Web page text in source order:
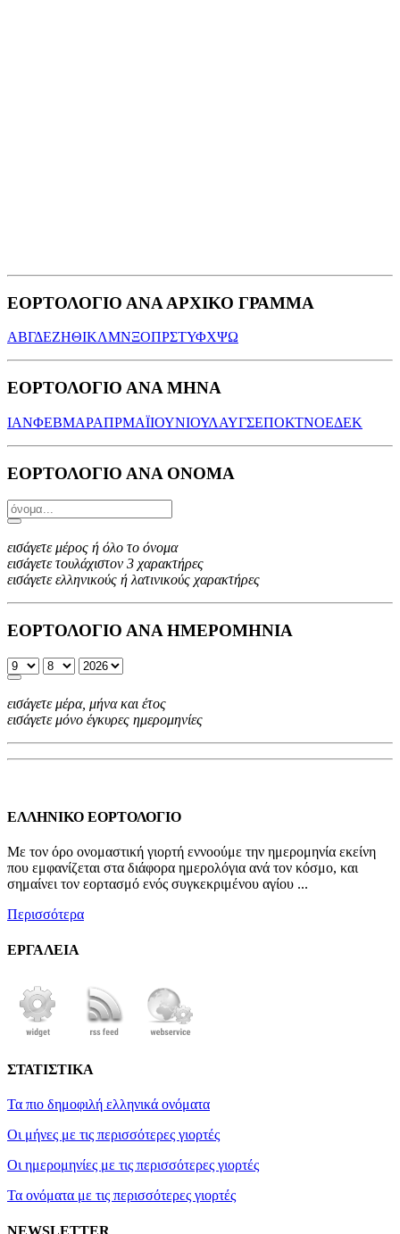
ΕΟΡΤΟΛΟΓΙΟ ΑΝΑ ΑΡΧΙΚΟ ΓΡΑΜΜΑ
ΑΒΓΔΕΖΗΘΙΚΛΜΝΞΟΠΡΣΤΥΦΧΨΩ
ΕΟΡΤΟΛΟΓΙΟ ΑΝΑ ΜΗΝΑ
ΙΑΝΦΕΒΜΑΡΑΠΡΜΑΪΙΟΥΝΙΟΥΛΑΥΓΣΕΠΟΚΤΝΟΕΔΕΚ
ΕΟΡΤΟΛΟΓΙΟ ΑΝΑ ΟΝΟΜΑ
εισάγετε μέρος ή όλο το όνομα
εισάγετε τουλάχιστον 3 χαρακτήρες
εισάγετε ελληνικούς ή λατινικούς χαρακτήρες
ΕΟΡΤΟΛΟΓΙΟ ΑΝΑ ΗΜΕΡΟΜΗΝΙΑ
εισάγετε μέρα, μήνα και έτος
εισάγετε μόνο έγκυρες ημερομηνίες
ΕΛΛΗΝΙΚΟ ΕΟΡΤΟΛΟΓΙΟ
Με τον όρο ονομαστική γιορτή εννοούμε την ημερομηνία εκείνη
που εμφανίζεται στα διάφορα ημερολόγια ανά τον κόσμο, και
σημαίνει τον εορτασμό ενός συγκεκριμένου αγίου ...
Περισσότερα
ΕΡΓΑΛΕΙΑ
ΣΤΑΤΙΣΤΙΚΑ
Τα πιο δημοφιλή ελληνικά ονόματα
Οι μήνες με τις περισσότερες γιορτές
Οι ημερομηνίες με τις περισσότερες γιορτές
Τα ονόματα με τις περισσότερες γιορτές
NEWSLETTER